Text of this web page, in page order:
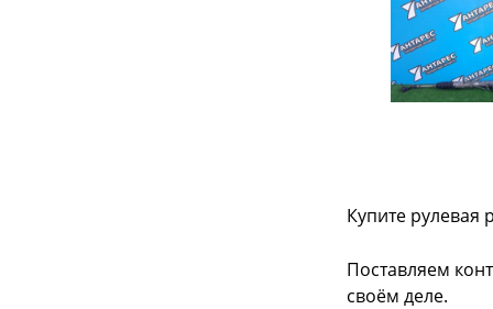
Купите рулевая
Поставляем
своём деле.